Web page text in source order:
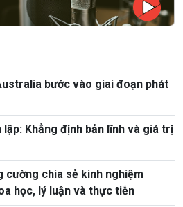
bước vào giai đoạn phát
lập: Khẳng định bản lĩnh và giá trị
cường chia sẻ kinh nghiệm
học, lý luận và thực tiễn